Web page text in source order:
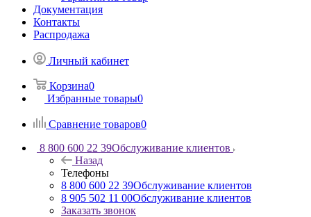
Документация
Контакты
Распродажа
Личный кабинет
Корзина0
Избранные товары0
Сравнение товаров0
8 800 600 22 39Обслуживание клиентов
Назад
Телефоны
8 800 600 22 39Обслуживание клиентов
8 905 502 11 00Обслуживание клиентов
Заказать звонок